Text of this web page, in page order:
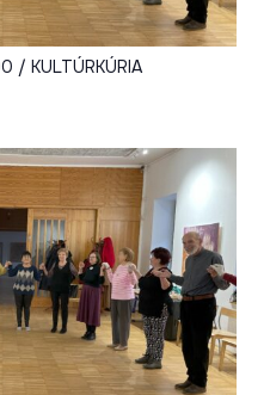
/ KULTÚRKÚRIA